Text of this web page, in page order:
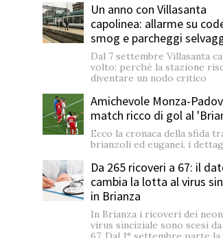
Un anno con Villasanta
capolinea: allarme su
smog e parcheggi
Dal 7 settembre Villasanta
volto: perché la stazione
diventare un nodo critico
Amichevole Monza-
match ricco di gol al
Ecco la cronaca della sfida
brianzoli ed euganei, i
Da 265 ricoveri a 67: il
cambia la lotta al virus
in Brianza
In Brianza i ricoveri dei
virus sinciziale sono scesi da